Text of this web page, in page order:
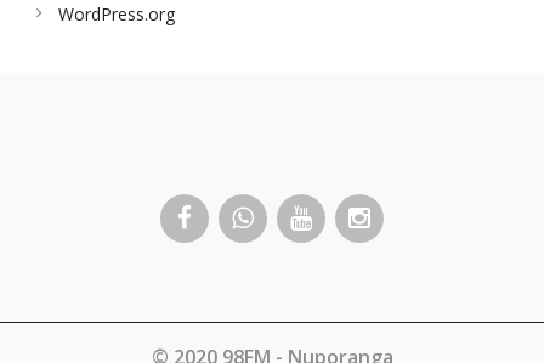
WordPress.org
© 2020 98FM - Nuporanga